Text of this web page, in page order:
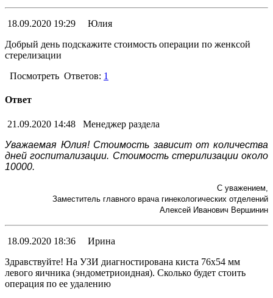
18.09.2020 19:29
Юлия
Добрый день подскажите стоимость операции по женксой
стерелизации
Посмотреть Ответов: 1
Ответ
21.09.2020 14:48
Менеджер раздела
Уважаемая Юлия! Стоимость зависит от количества
дней госпитализации. Стоимость стерилизации около
10000.
С уважением,
Заместитель главного врача гинекологических отделений
Алексей Иванович Вершинин
18.09.2020 18:36
Ирина
Здравствуйте! На УЗИ диагностирована киста 76х54 мм
левого яичника (эндометриоидная). Сколько будет стоить
операция по ее удалению